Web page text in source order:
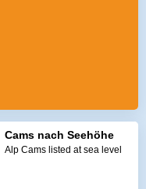
Cams nach Seehöhe
Alp Cams listed at sea level